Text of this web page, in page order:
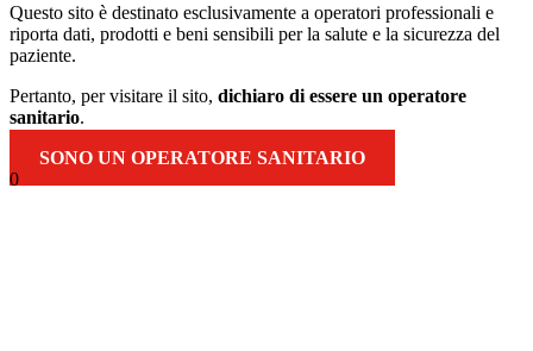
Questo sito è destinato esclusivamente a operatori professionali e
riporta dati, prodotti e beni sensibili per la salute e la sicurezza del
paziente.
Pertanto, per visitare il sito, dichiaro di essere un operatore
sanitario.
SONO UN OPERATORE SANITARIO
0